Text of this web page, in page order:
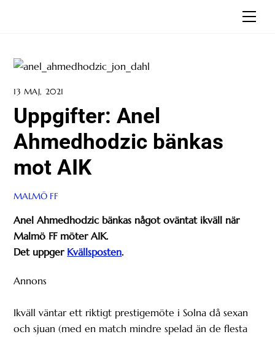
13 MAJ, 2021
Uppgifter: Anel
Ahmedhodzic bänkas
mot AIK
MALMÖ FF
Anel Ahmedhodzic bänkas något oväntat ikväll när
Malmö FF möter AIK.
Det uppger Kvällsposten.
Annons
Ikväll väntar ett riktigt prestigemöte i Solna då sexan
och sjuan (med en match mindre spelad än de flesta